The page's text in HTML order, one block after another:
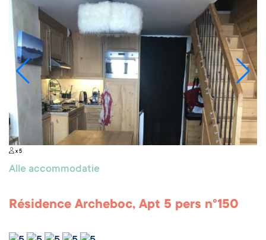
x 5
Alle accommodatie
Résidence Archeboc, Apt 5 pers n°150